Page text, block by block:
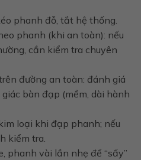
phanh đỗ, tắt hệ thống.
phanh (khi an toàn): nếu
cần kiểm tra chuyên
đường an toàn: đánh giá
bàn đạp (mềm, dài hành
loại khi đạp phanh; nếu
kiểm tra.
phanh vài lần nhẹ để “sấy”